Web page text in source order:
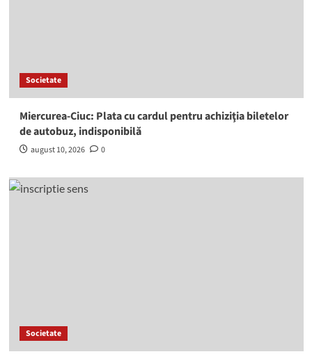
Societate
Miercurea-Ciuc: Plata cu cardul pentru achiziţia biletelor
de autobuz, indisponibilă
august 10, 2026 0
Societate